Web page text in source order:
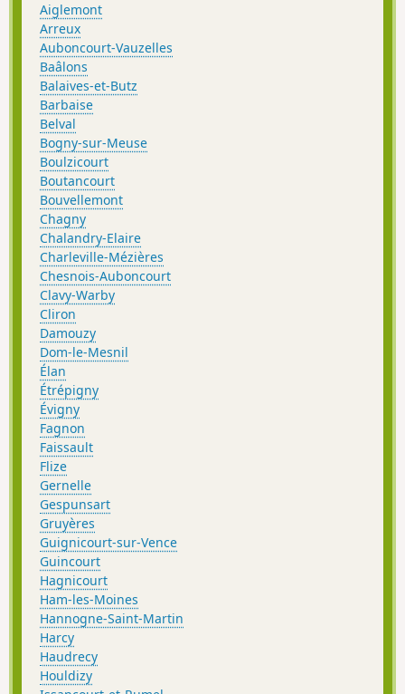
Aiglemont
Arreux
Auboncourt-Vauzelles
Baâlons
Balaives-et-Butz
Barbaise
Belval
Bogny-sur-Meuse
Boulzicourt
Boutancourt
Bouvellemont
Chagny
Chalandry-Elaire
Charleville-Mézières
Chesnois-Auboncourt
Clavy-Warby
Cliron
Damouzy
Dom-le-Mesnil
Élan
Étrépigny
Évigny
Fagnon
Faissault
Flize
Gernelle
Gespunsart
Gruyères
Guignicourt-sur-Vence
Guincourt
Hagnicourt
Ham-les-Moines
Hannogne-Saint-Martin
Harcy
Haudrecy
Houldizy